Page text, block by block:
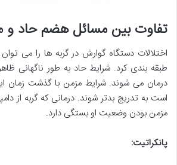
تفاوت بین مسائل هضم حاد
اختلالات دستگاه گوارش در گربه ها را می
طبقه بندی کرد. شرایط حاد به طور ناگهانی
درمان می شوند. شرایط مزمن با گذشت زمان
است به تدریج بدتر شوند. درمانی که گربه از
مزمن بودن وضعیت او بستگی دارد.
پانکراتیت: